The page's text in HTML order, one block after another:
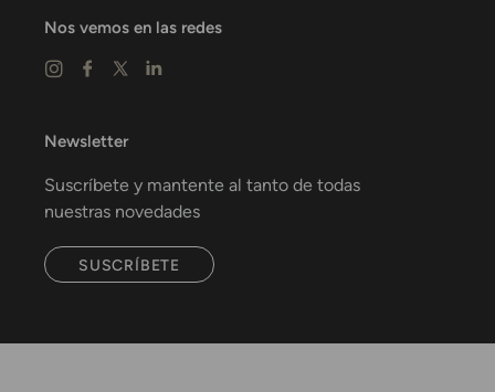
Nos vemos en las redes
Newsletter
Suscríbete y mantente al tanto de todas
nuestras novedades
SUSCRÍBETE